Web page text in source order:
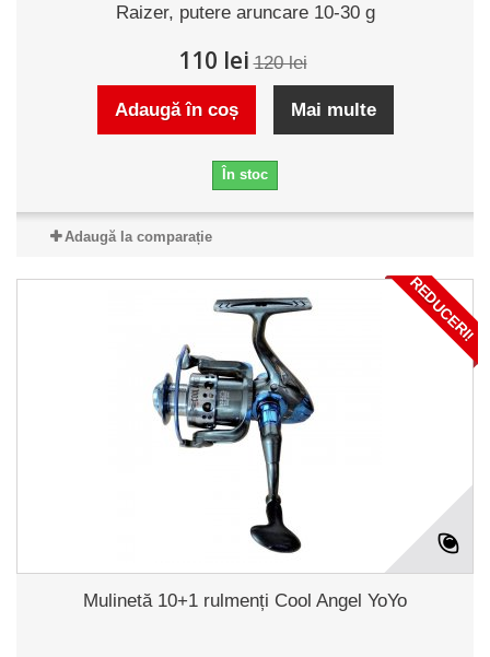
Raizer, putere aruncare 10-30 g
110 lei 120 lei
Adaugă în coș Mai multe
În stoc
Adaugă la comparație
REDUCERI!
Mulinetă 10+1 rulmenți Cool Angel YoYo